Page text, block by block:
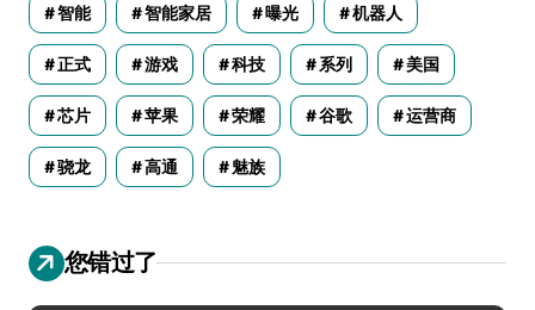
智能 智能家居 曝光 机器人
正式 游戏 科技 系列 美国
芯片 苹果 荣耀 谷歌 运营商
骁龙 高通 魅族
您错过了